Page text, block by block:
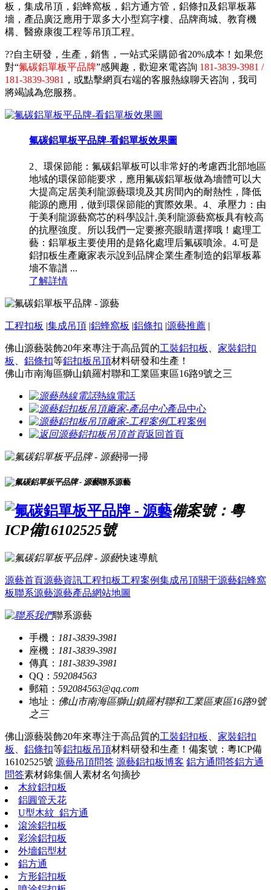
板，集成吊頂，鋁蜂窩板，鋁方通方管，鋁條扣及鋁單板幕
墻，產品廣泛應用于眾多大小型寫字樓、品牌商城、教育機
構、醫療康復工程等吊頂工程。
??自主研發，生產，銷售，一站式采購節省20%成本！如果您
對“氟碳鋁單板平品牌”感興趣，歡迎來電咨詢 181-3839-3981 /
181-3839-3981 ，或點擊網頁右端的客服熱線聊天咨詢，我司
將竭誠為您服務。
氟碳鋁單板平品牌-看鋁單板效果圖
2、環保節能：氟碳鋁單板可以非常好的考慮西北部地區
地域的環保節能要求，應用氟碳鋁單板做為墻體可以大
大提高定居美利龍源藝環境及其房間內的耐熱性，降低
能源的應用，做到環保節能的實際效果。4、承壓力：由
于美利龍源藝窩芯的科學設計,美利龍源藝窩板具有較高
的抗壓強度。所以我們一定要擦亮眼睛選擇哦！處理工
藝：鋁單板主要使用的是鉻化處理后氟碳噴涂。4.可是
鋁扣板生產廠家表示說到品牌企業生產制造的鋁單板幕
墻不靠譜 ...
了解詳情
工程扣板 |集成吊頂 |鋁蜂窩板 |鋁條扣 |源藝推薦 |
佛山源藝裝飾20年來專注于高品質的工裝鋁扣板
家裝鋁扣
板
鋁條扣等鋁扣板吊頂材料研發和生產！
佛山市南海區獅山鎮羅村聯和工業區東區16路9號之三
熱線電話
產品中心
工程案例
返回首頁
掃一掃
聯系源藝
備案號：粵
ICP備16102525號
快速導航
源藝首頁源藝資訊工程扣板工程案例集成吊頂關于源藝鋁蜂窩
板聯系源藝源藝產品網站地圖
聯系源藝
手機： 181-3839-3981
座機： 181-3839-3981
傳真： 181-3839-3981
QQ： 592084563
郵箱： 592084563@qq.com
地址： 佛山市南海區獅山鎮羅村聯和工業區東區16路9號
之三
佛山源藝裝飾20年來專注于高品質的工裝鋁扣板
家裝鋁扣
板
鋁條扣等鋁扣板吊頂材料研發和生產！ 備案號：粵ICP備
16102525號 源藝吊頂問答 源藝鋁扣板博客 鋁方通問答鋁方通
問答素材錦集個人素材名句摘抄
木紋鋁扣板
鋁圓管天花
U型木紋_鋁方通
滾涂鋁扣板
彩涂鋁扣板
外墻鋁型材
鋁方通
方形鋁扣板